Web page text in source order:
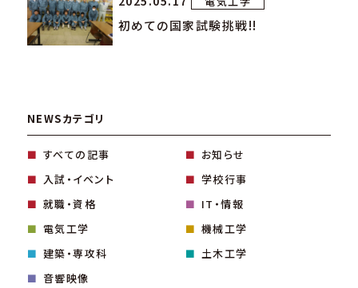
初めての国家試験挑戦!!
NEWSカテゴリ
すべての記事
お知らせ
入試・イベント
学校行事
就職・資格
IT・情報
電気工学
機械工学
建築・専攻科
土木工学
音響映像